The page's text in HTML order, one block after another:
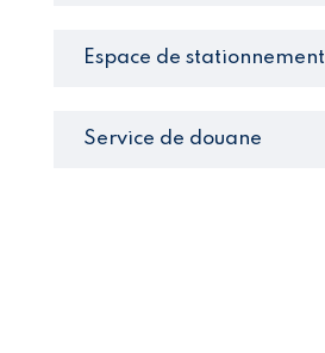
Espace de stationnement
Service de douane